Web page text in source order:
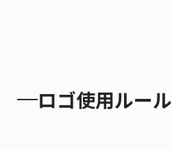
ロゴ使用ルール